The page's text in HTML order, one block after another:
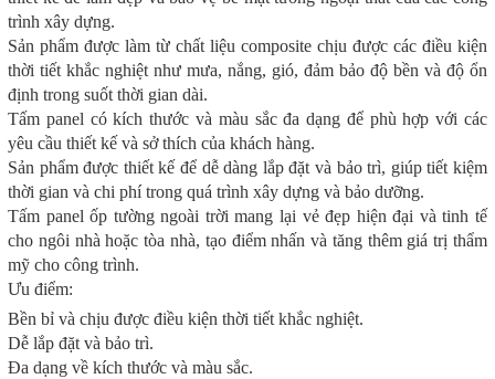
trình xây dựng.
Sản phẩm được làm từ chất liệu composite chịu được các điều kiện
thời tiết khắc nghiệt như mưa, nắng, gió, đảm bảo độ bền và độ ổn
định trong suốt thời gian dài.
Tấm panel có kích thước và màu sắc đa dạng để phù hợp với các
yêu cầu thiết kế và sở thích của khách hàng.
Sản phẩm được thiết kế để dễ dàng lắp đặt và bảo trì, giúp tiết kiệm
thời gian và chi phí trong quá trình xây dựng và bảo dưỡng.
Tấm panel ốp tường ngoài trời mang lại vẻ đẹp hiện đại và tinh tế
cho ngôi nhà hoặc tòa nhà, tạo điểm nhấn và tăng thêm giá trị thẩm
mỹ cho công trình.
Ưu điểm:
Bền bỉ và chịu được điều kiện thời tiết khắc nghiệt.
Dễ lắp đặt và bảo trì.
Đa dạng về kích thước và màu sắc.